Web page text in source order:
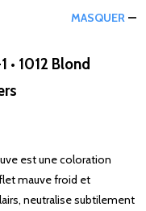
MASQUER
1012 Blond
est une coloration
mauve froid et
neutralise subtilement